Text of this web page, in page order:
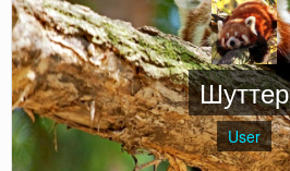
Шуттер
User